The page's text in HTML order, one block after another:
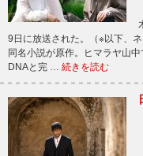
9日に放送された。（※以下、
同名小説が原作。ヒマラヤ山
DNAと完 … 続きを読む